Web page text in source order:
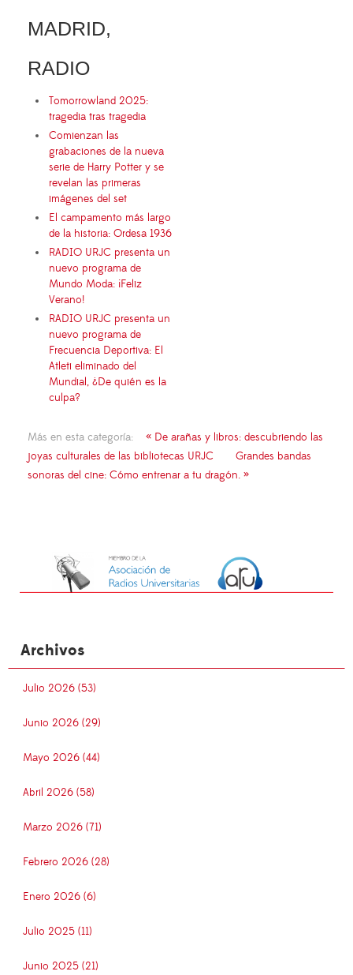
MADRID,
RADIO
Tomorrowland 2025:
tragedia tras tragedia
Comienzan las
grabaciones de la nueva
serie de Harry Potter y se
revelan las primeras
imágenes del set
El campamento más largo
de la historia: Ordesa 1936
RADIO URJC presenta un
nuevo programa de
Mundo Moda: ¡Feliz
Verano!
RADIO URJC presenta un
nuevo programa de
Frecuencia Deportiva: El
Atleti eliminado del
Mundial, ¿De quién es la
culpa?
Más en esta categoría:
« De arañas y libros: descubriendo las
joyas culturales de las bibliotecas URJC
Grandes bandas
sonoras del cine: Cómo entrenar a tu dragón. »
Archivos
Julio 2026 (53)
Junio 2026 (29)
Mayo 2026 (44)
Abril 2026 (58)
Marzo 2026 (71)
Febrero 2026 (28)
Enero 2026 (6)
Julio 2025 (11)
Junio 2025 (21)